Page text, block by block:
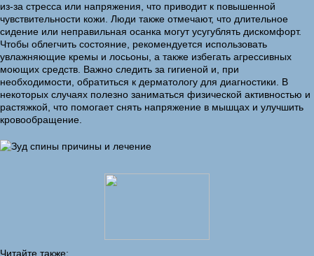
из-за стресса или напряжения, что приводит к повышенной
чувствительности кожи. Люди также отмечают, что длительное
сидение или неправильная осанка могут усугублять дискомфорт.
Чтобы облегчить состояние, рекомендуется использовать
увлажняющие кремы и лосьоны, а также избегать агрессивных
моющих средств. Важно следить за гигиеной и, при
необходимости, обратиться к дерматологу для диагностики. В
некоторых случаях полезно заниматься физической активностью и
растяжкой, что помогает снять напряжение в мышцах и улучшить
кровообращение.
Читайте также: